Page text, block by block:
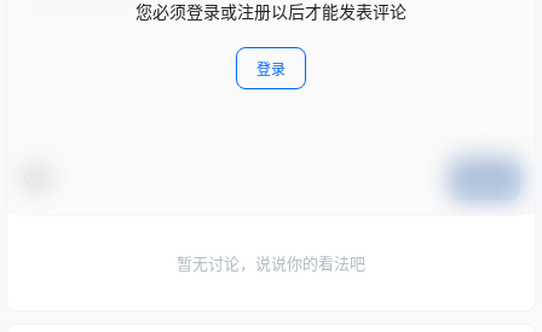
您必须登录或注册以后才能发表评论
登录
暂无讨论，说说你的看法吧